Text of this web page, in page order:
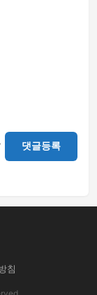
댓글등록
침